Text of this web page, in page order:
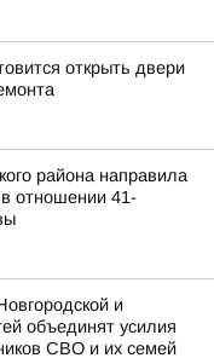
открыть двери
района направила
отношении 41-
и
объединят усилия
СВО и их семей